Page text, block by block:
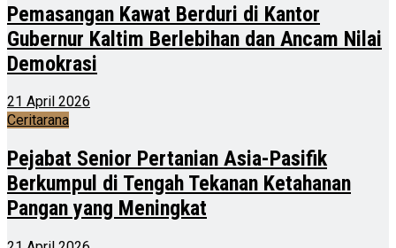
Pemasangan Kawat Berduri di Kantor
Gubernur Kaltim Berlebihan dan Ancam Nilai
Demokrasi
21 April 2026
Ceritarana
Pejabat Senior Pertanian Asia-Pasifik
Berkumpul di Tengah Tekanan Ketahanan
Pangan yang Meningkat